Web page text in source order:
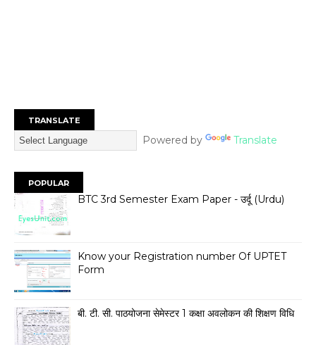
TRANSLATE
Powered by Translate
POPULAR
BTC 3rd Semester Exam Paper - उर्दू (Urdu)
Know your Registration number Of UPTET
Form
बी. टी. सी. पाठयोजना सेमेस्टर 1 कक्षा अवलोकन की शिक्षण विधि